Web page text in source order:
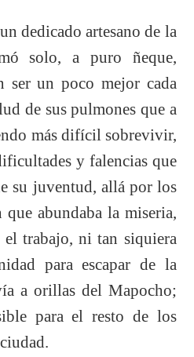
dedicado artesano de la
solo, a puro ñeque,
ser un poco mejor cada
de sus pulmones que a
más difícil sobrevivir,
y falencias que
su juventud, allá por los
que abundaba la miseria,
trabajo, ni tan siquiera
para escapar de la
a orillas del Mapocho;
para el resto de los